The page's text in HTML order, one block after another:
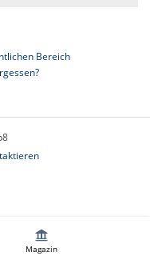
Magazin
Bereich